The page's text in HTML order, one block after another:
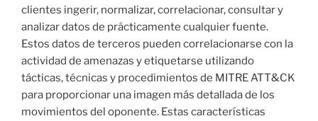
clientes ingerir, normalizar, correlacionar, consultar y
analizar datos de prácticamente cualquier fuente.
Estos datos de terceros pueden correlacionarse con la
actividad de amenazas y etiquetarse utilizando
tácticas, técnicas y procedimientos de MITRE ATT&CK
para proporcionar una imagen más detallada de los
movimientos del oponente. Estas características